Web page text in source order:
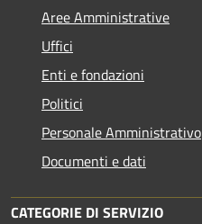
Aree Amministrative
Uffici
Enti e fondazioni
Politici
Personale Amministrativo
Documenti e dati
CATEGORIE DI SERVIZIO